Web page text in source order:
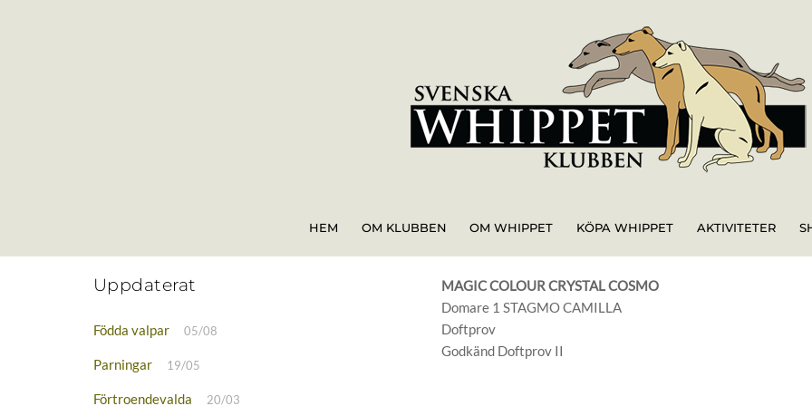
HEM OM KLUBBEN OM WHIPPET KÖPA WHIPPET AKTIVITETER
Uppdaterat
Födda valpar 05/08
Parningar 19/05
Förtroendevalda 20/03
MAGIC COLOUR CRYSTAL COSMO
Domare 1 STAGMO CAMILLA
Doftprov
Godkänd Doftprov II